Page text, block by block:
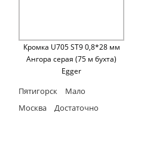
Кромка U705 ST9 0,8*28 мм
Ангора серая (75 м бухта)
Egger
Пятигорск
Мало
Москва
Достаточно